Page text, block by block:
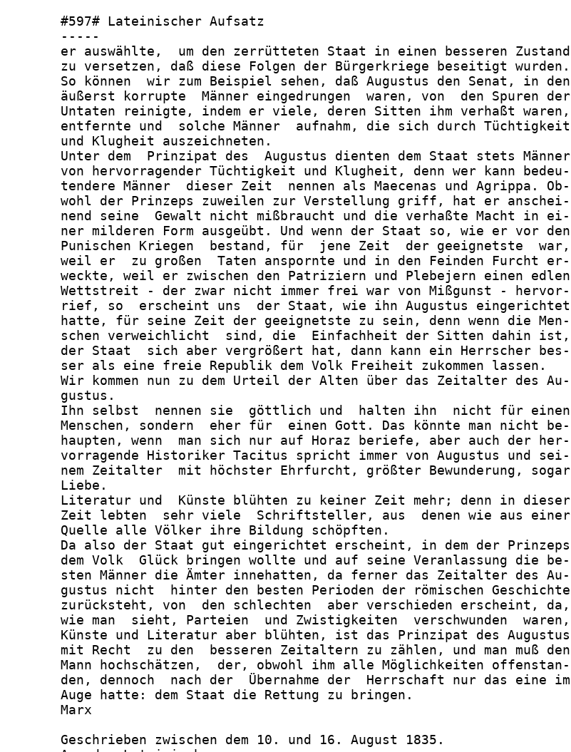
       #597# Lateinischer Aufsatz
       -----
       er auswählte,  um den zerrütteten Staat in einen besseren Zustand
       zu versetzen, daß diese Folgen der Bürgerkriege beseitigt wurden.
       So können  wir zum Beispiel sehen, daß Augustus den Senat, in den
       äußerst korrupte  Männer eingedrungen  waren, von  den Spuren der
       Untaten reinigte, indem er viele, deren Sitten ihm verhaßt waren,
       entfernte und  solche Männer  aufnahm, die sich durch Tüchtigkeit
       und Klugheit auszeichneten.
       Unter dem  Prinzipat des  Augustus dienten dem Staat stets Männer
       von hervorragender Tüchtigkeit und Klugheit, denn wer kann bedeu-
       tendere Männer  dieser Zeit  nennen als Maecenas und Agrippa. Ob-
       wohl der Prinzeps zuweilen zur Verstellung griff, hat er anschei-
       nend seine  Gewalt nicht mißbraucht und die verhaßte Macht in ei-
       ner milderen Form ausgeübt. Und wenn der Staat so, wie er vor den
       Punischen Kriegen  bestand, für  jene Zeit  der geeignetste  war,
       weil er  zu großen  Taten anspornte und in den Feinden Furcht er-
       weckte, weil er zwischen den Patriziern und Plebejern einen edlen
       Wettstreit - der zwar nicht immer frei war von Mißgunst - hervor-
       rief, so  erscheint uns  der Staat, wie ihn Augustus eingerichtet
       hatte, für seine Zeit der geeignetste zu sein, denn wenn die Men-
       schen verweichlicht  sind, die  Einfachheit der Sitten dahin ist,
       der Staat  sich aber vergrößert hat, dann kann ein Herrscher bes-
       ser als eine freie Republik dem Volk Freiheit zukommen lassen.
       Wir kommen nun zu dem Urteil der Alten über das Zeitalter des Au-
       gustus.
       Ihn selbst  nennen sie  göttlich und  halten ihn  nicht für einen
       Menschen, sondern  eher für  einen Gott. Das könnte man nicht be-
       haupten, wenn  man sich nur auf Horaz beriefe, aber auch der her-
       vorragende Historiker Tacitus spricht immer von Augustus und sei-
       nem Zeitalter  mit höchster Ehrfurcht, größter Bewunderung, sogar
       Liebe.
       Literatur und  Künste blühten zu keiner Zeit mehr; denn in dieser
       Zeit lebten  sehr viele  Schriftsteller, aus  denen wie aus einer
       Quelle alle Völker ihre Bildung schöpften.
       Da also der Staat gut eingerichtet erscheint, in dem der Prinzeps
       dem Volk  Glück bringen wollte und auf seine Veranlassung die be-
       sten Männer die Ämter innehatten, da ferner das Zeitalter des Au-
       gustus nicht  hinter den besten Perioden der römischen Geschichte
       zurücksteht, von  den schlechten  aber verschieden erscheint, da,
       wie man  sieht, Parteien  und Zwistigkeiten  verschwunden  waren,
       Künste und Literatur aber blühten, ist das Prinzipat des Augustus
       mit Recht  zu den  besseren Zeitaltern zu zählen, und man muß den
       Mann hochschätzen,  der, obwohl ihm alle Möglichkeiten offenstan-
       den, dennoch  nach der  Übernahme der  Herrschaft nur das eine im
       Auge hatte: dem Staat die Rettung zu bringen.
       Marx
       Geschrieben zwischen dem 10. und 16. August 1835.